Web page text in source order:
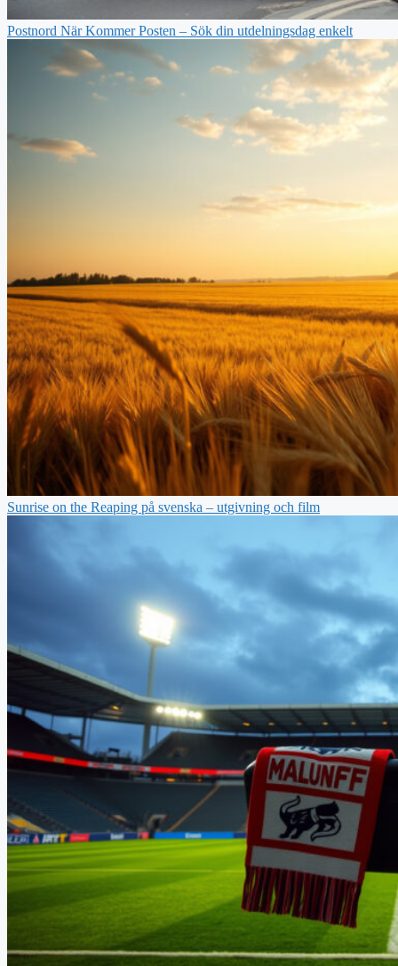
Postnord När Kommer Posten – Sök din utdelningsdag enkelt
Sunrise on the Reaping på svenska – utgivning och film